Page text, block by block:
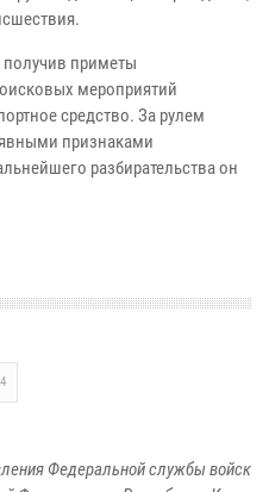
приметы
мероприятий
средство. За рулем
признаками
разбирательства он
Федеральной службы войск